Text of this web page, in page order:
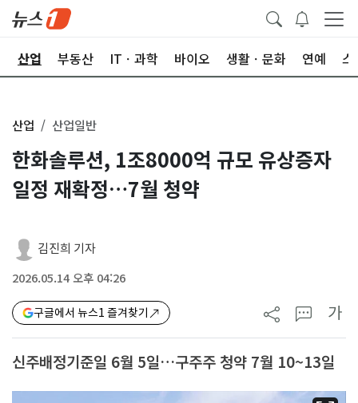
산업 부동산 ITㆍ과학 바이오 생활ㆍ문화 연예 스
산업 산업일반
한화솔루션, 1조8000억 규모 유상증자
일정 재확정…7월 청약
김진희 기자
2026.05.14 오후 04:26
구글에서 뉴스1 즐겨찾기 가
신주배정기준일 6월 5일…구주주 청약 7월 10~13일